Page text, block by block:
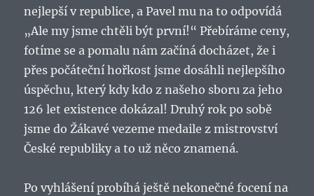
nejlepší v republice, a Pavel mu na to odpovídá
„Ale my jsme chtěli být první!“ Přebíráme ceny,
fotíme se a pomalu nám začíná docházet, že i
přes počáteční hořkost jsme dosáhli nejlepšího
úspěchu, který kdy kdo z našeho sboru za jeho
126 let existence dokázal! Druhý rok po sobě
jsme do Žákavé vezeme medaile z mistrovství
České republiky a to už něco znamená.
Po vyhlášení probíhá ještě nekonečné focení na